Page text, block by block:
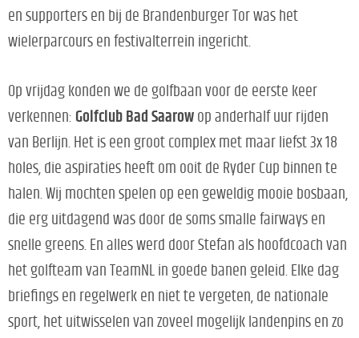
en supporters en bij de Brandenburger Tor was het
wielerparcours en festivalterrein ingericht.
Op vrijdag konden we de golfbaan voor de eerste keer
verkennen: Golfclub Bad Saarow op anderhalf uur rijden
van Berlijn. Het is een groot complex met maar liefst 3x 18
holes, die aspiraties heeft om ooit de Ryder Cup binnen te
halen. Wij mochten spelen op een geweldig mooie bosbaan,
die erg uitdagend was door de soms smalle fairways en
snelle greens. En alles werd door Stefan als hoofdcoach van
het golfteam van TeamNL in goede banen geleid. Elke dag
briefings en regelwerk en niet te vergeten, de nationale
sport, het uitwisselen van zoveel mogelijk landenpins en zo